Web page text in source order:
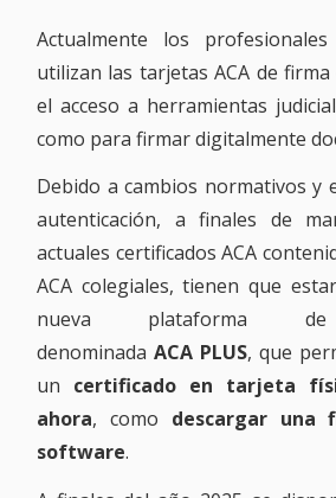
Actualmente los
utilizan las tarjetas ACA de
el acceso a herramientas
como para firmar digitalmente
Debido a cambios normativos y
autenticación, a finales de
actuales certificados ACA
ACA colegiales, tienen que
nueva plataforma de
denominada ACA PLUS, que
un certificado en tarjeta
ahora, como descargar una
software.